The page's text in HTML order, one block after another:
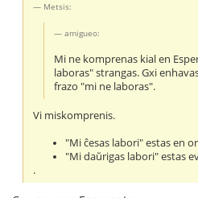
Metsis:
amigueo:
Mi ne komprenas kial en
laboras" strangas. Gxi
frazo "mi ne laboras".
Vi miskomprenis.
"Mi ĉesas labori" estas en
"Mi daŭrigas labori" estas
.